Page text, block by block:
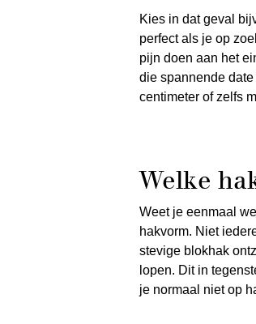
Kies in dat geval
perfect als je op
pijn doen aan het
die spannende
centimeter of zelfs
Welke
Weet je eenmaal
hakvorm. Niet
stevige blokhak
lopen. Dit in
je normaal niet op